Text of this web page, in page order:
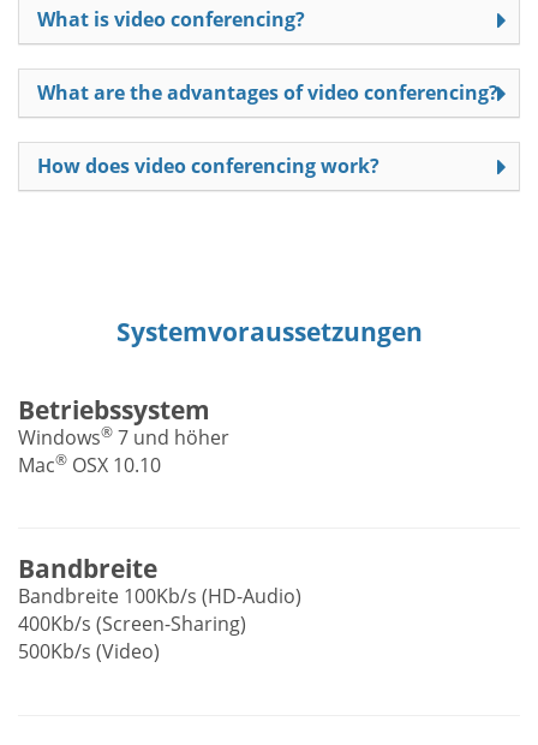
What is video conferencing?
What are the advantages of video conferencing?
How does video conferencing work?
Systemvoraussetzungen
Betriebssystem
Windows® 7 und höher
Mac® OSX 10.10
Bandbreite
Bandbreite 100Kb/s (HD-Audio)
400Kb/s (Screen-Sharing)
500Kb/s (Video)